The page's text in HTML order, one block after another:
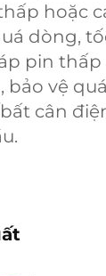
hoặc
dòng,
bảo vệ
cân